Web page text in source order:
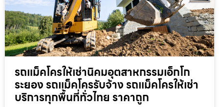
รถแม็คโครให้เช่านิคมอุตสาหกรรมเอ็กโก
ระยอง รถแม็คโครรับจ้าง รถแม็คโครให้เช่า
บริการทุกพื้นที่ทั่วไทย ราคาถูก